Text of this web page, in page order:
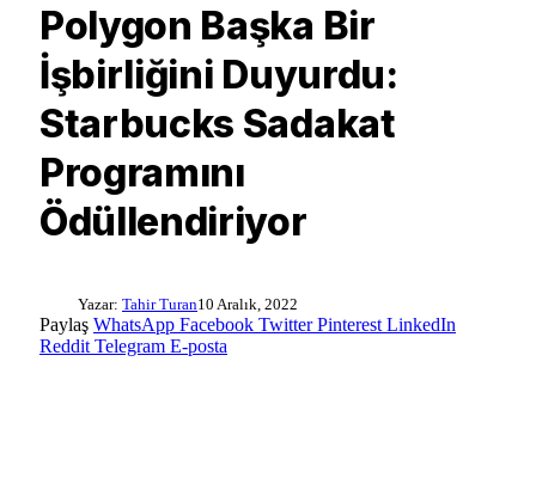
Polygon Başka Bir
İşbirliğini Duyurdu:
Starbucks Sadakat
Programını
Ödüllendiriyor
Yazar: Tahir Turan10 Aralık, 2022
Paylaş WhatsApp Facebook Twitter Pinterest LinkedIn
Reddit Telegram E-posta